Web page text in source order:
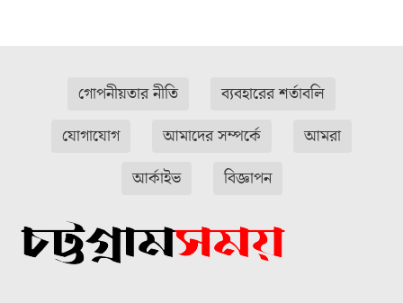
গোপনীয়তার নীতি
ব্যবহারের শর্তাবলি
যোগাযোগ
আমাদের সম্পর্কে
আমরা
আর্কাইভ
বিজ্ঞাপন